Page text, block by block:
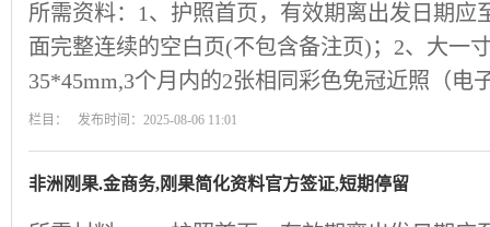
所需资料：1、护照首页，有效期离出发日期应
面完整连续的空白页(不包含备注页)；2、大一
35*45mm,3个月内的2张相同彩色免冠近照（电
栏目： 发布时间：2025-08-06 11:01
非洲刚果.金商务,刚果简化资料官方签证,短期停留